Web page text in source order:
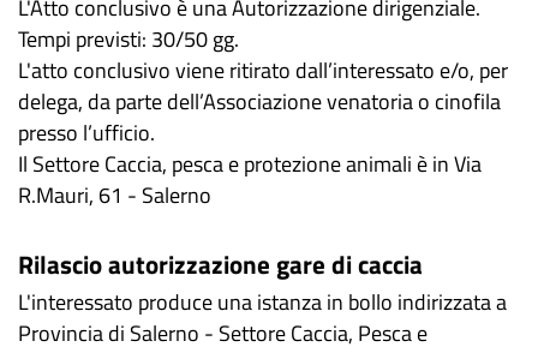
L'Atto conclusivo è una Autorizzazione dirigenziale.
Tempi previsti: 30/50 gg.
L'atto conclusivo viene ritirato dall’interessato e/o, per
delega, da parte dell’Associazione venatoria o cinofila
presso l’ufficio.
Il Settore Caccia, pesca e protezione animali è in Via
R.Mauri, 61 - Salerno
Rilascio autorizzazione gare di caccia
L'interessato produce una istanza in bollo indirizzata a
Provincia di Salerno - Settore Caccia, Pesca e